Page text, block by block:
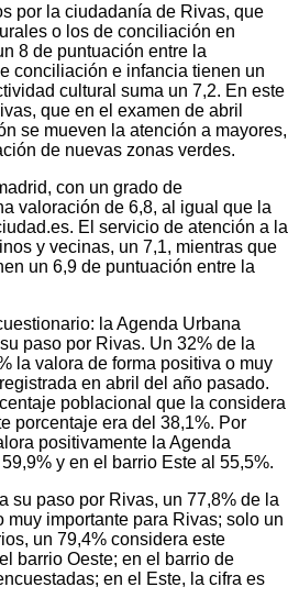
por la ciudadanía de Rivas, que
o los de conciliación en
8 de puntuación entre la
conciliación e infancia tienen un
cultural suma un 7,2. En este
que en el examen de abril
se mueven la atención a mayores,
de nuevas zonas verdes.
con un grado de
valoración de 6,8, al igual que la
El servicio de atención a la
y vecinas, un 7,1, mientras que
un 6,9 de puntuación entre la
la Agenda Urbana
paso por Rivas. Un 32% de la
la valora de forma positiva o muy
en abril del año pasado.
poblacional que la considera
porcentaje era del 38,1%. Por
positivamente la Agenda
y en el barrio Este al 55,5%.
su paso por Rivas, un 77,8% de la
importante para Rivas; solo un
un 79,4% considera este
barrio Oeste; en el barrio de
en el Este, la cifra es